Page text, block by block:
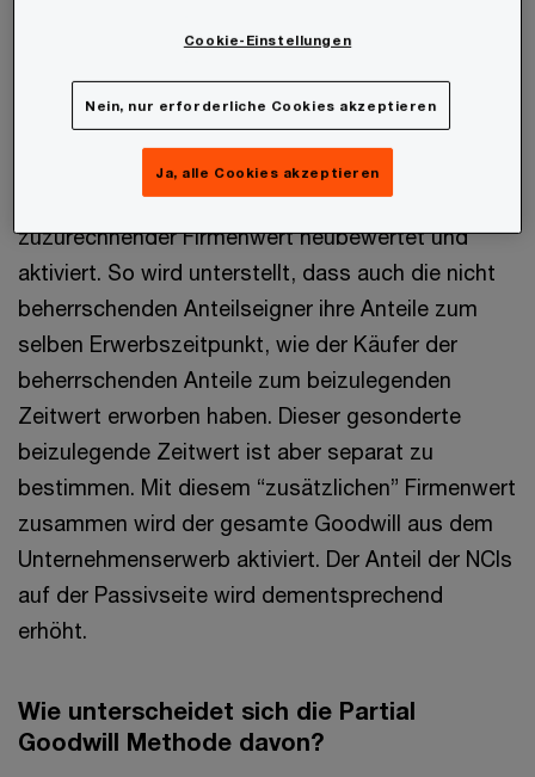
nicht nur den NCI zuzurechnende Anteile an den
Vermögenswerten und Schulden am erworbenen
Unternehmen, sondern auch der ihnen
zuzurechnender Firmenwert neubewertet und
aktiviert. So wird unterstellt, dass auch die nicht
beherrschenden Anteilseigner ihre Anteile zum
selben Erwerbszeitpunkt, wie der Käufer der
beherrschenden Anteile zum beizulegenden
Zeitwert erworben haben. Dieser gesonderte
beizulegende Zeitwert ist aber separat zu
bestimmen. Mit diesem “zusätzlichen” Firmenwert
zusammen wird der gesamte Goodwill aus dem
Unternehmenserwerb aktiviert. Der Anteil der NCIs
auf der Passivseite wird dementsprechend
erhöht.
Wie unterscheidet sich die Partial
Goodwill Methode davon?
Cookie-Einstellungen
Nein, nur erforderliche Cookies akzeptieren
Ja, alle Cookies akzeptieren